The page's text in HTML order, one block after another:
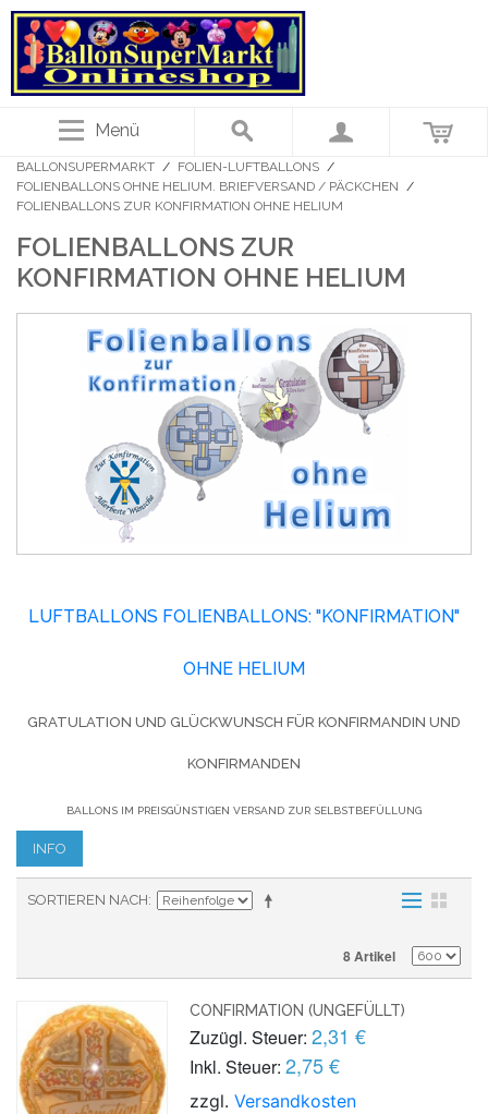
Menü
BALLONSUPERMARKT / FOLIEN-LUFTBALLONS /
FOLIENBALLONS OHNE HELIUM. BRIEFVERSAND / PÄCKCHEN /
FOLIENBALLONS ZUR KONFIRMATION OHNE HELIUM
FOLIENBALLONS ZUR
KONFIRMATION OHNE HELIUM
LUFTBALLONS FOLIENBALLONS: "KONFIRMATION"
OHNE HELIUM
GRATULATION UND GLÜCKWUNSCH FÜR KONFIRMANDIN UND
KONFIRMANDEN
BALLONS IM PREISGÜNSTIGEN VERSAND ZUR SELBSTBEFÜLLUNG
INFO
SORTIEREN NACH
8 Artikel
CONFIRMATION (UNGEFÜLLT)
Zuzügl. Steuer: 2,31 €
Inkl. Steuer: 2,75 €
zzgl.Versandkosten